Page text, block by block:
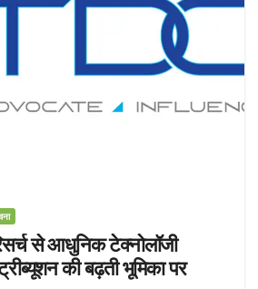
से आधुनिक टेक्नोलॉजी
की बढ़ती भूमिका पर